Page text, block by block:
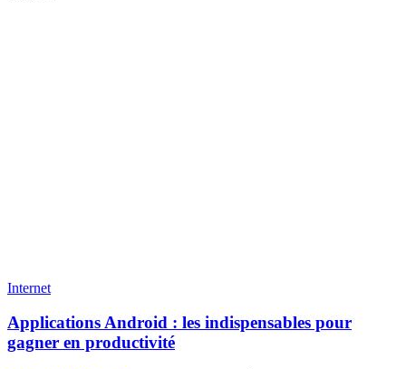
Internet
Applications Android : les indispensables pour
gagner en productivité